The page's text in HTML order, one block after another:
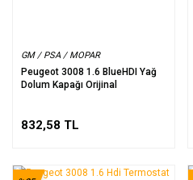
GM / PSA / MOPAR
Peugeot 3008 1.6 BlueHDI Yağ
Dolum Kapağı Orijinal
832,58 TL